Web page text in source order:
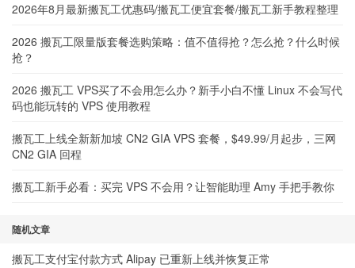
2026年8月最新搬瓦工优惠码/搬瓦工便宜套餐/搬瓦工新手教程整理
2026 搬瓦工限量版套餐选购策略：值不值得抢？怎么抢？什么时候
抢？
2026 搬瓦工 VPS买了不会用怎么办？新手小白不懂 Linux 不会写代
码也能玩转的 VPS 使用教程
搬瓦工上线全新新加坡 CN2 GIA VPS 套餐，$49.99/月起步，三网
CN2 GIA 回程
搬瓦工新手必看：买完 VPS 不会用？让智能助理 Amy 手把手教你
随机文章
搬瓦工支付宝付款方式 Alipay 已重新上线并恢复正常